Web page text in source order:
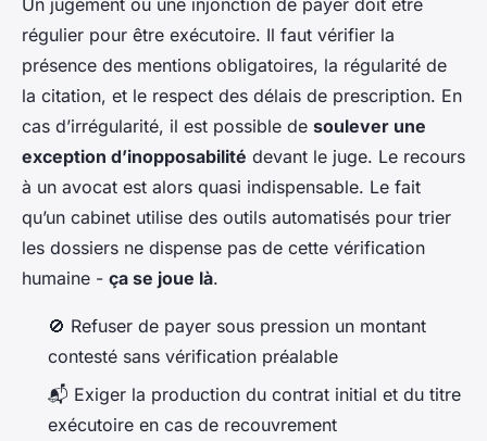
Un jugement ou une injonction de payer doit être
régulier pour être exécutoire. Il faut vérifier la
présence des mentions obligatoires, la régularité de
la citation, et le respect des délais de prescription. En
cas d’irrégularité, il est possible de soulever une
exception d’inopposabilité devant le juge. Le recours
à un avocat est alors quasi indispensable. Le fait
qu’un cabinet utilise des outils automatisés pour trier
les dossiers ne dispense pas de cette vérification
humaine - ça se joue là.
🚫 Refuser de payer sous pression un montant
contesté sans vérification préalable
📬 Exiger la production du contrat initial et du titre
exécutoire en cas de recouvrement